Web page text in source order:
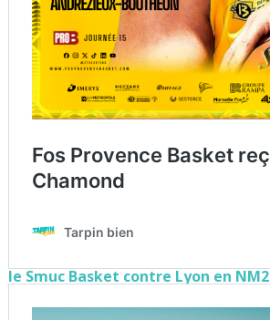
le Smuc Basket contre Lyon en NM2